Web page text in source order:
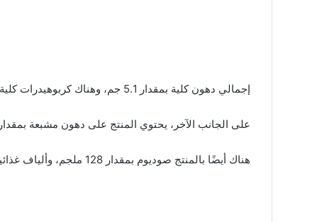
إجمالي دهون كلية بمقدار 5.1 جم، وهناك كربوهيدرات كلية بمقدار 10 جم، بالإضافة إلى بروتين بمقدار 0.6 جم.
على الجانب الآخر، يحتوي المنتج على دهون مشبعة بمقدار 2.4 جم، ولا يحتوي على أي دهون متحولة، أو كوليسترول.
هناك أيضًا بالمنتج صوديوم بمقدار 128 ملجم، وألياف غذائية بمقدار 0.2 جم، بالإضافة إلى سكريات كلية بمقدار 0.9 جم، منها سكر مضاف بمقدار 0.8 جم.